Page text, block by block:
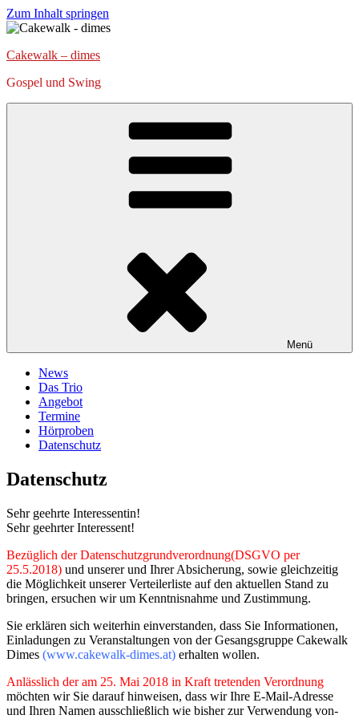
Zum Inhalt springen
Cakewalk – dimes
Gospel und Swing
Menü
News
Das Trio
Angebot
Termine
Hörproben
Datenschutz
Datenschutz
Sehr geehrte Interessentin!
Sehr geehrter Interessent!
Bezüglich der Datenschutzgrundverordnung(DSGVO per
25.5.2018) und unserer und Ihrer Absicherung, sowie gleichzeitig
die Möglichkeit unserer Verteilerliste auf den aktuellen Stand zu
bringen, ersuchen wir um Kenntnisnahme und Zustimmung.
Sie erklären sich weiterhin einverstanden, dass Sie Informationen,
Einladungen zu Veranstaltungen von der Gesangsgruppe Cakewalk
Dimes (www.cakewalk-dimes.at) erhalten wollen.
Anlässlich der am 25. Mai 2018 in Kraft tretenden Verordnung
möchten wir Sie darauf hinweisen, dass wir Ihre E-Mail-Adresse
und Ihren Namen ausschließlich wie bisher zur Verwendung von-